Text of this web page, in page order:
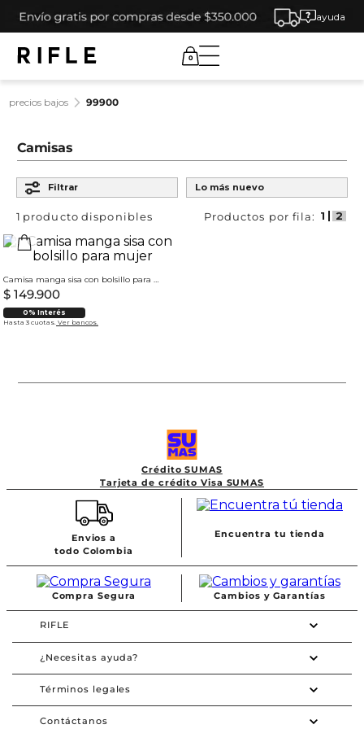
ayuda
0
precios bajos 99900
Camisas
Filtrar
Lo más nuevo
1 producto
Camisa manga sisa con bolsillo para mujer
$ 149.900
0% Interés
Hasta 3 cuotas. Ver bancos.
Crédito SUMAS
Tarjeta de crédito Visa SUMAS
Envios a
todo Colombia
Encuentra tu tienda
Compra Segura Cambios y Garantías
RIFLE
¿Necesitas ayuda?
Términos legales
Contáctanos